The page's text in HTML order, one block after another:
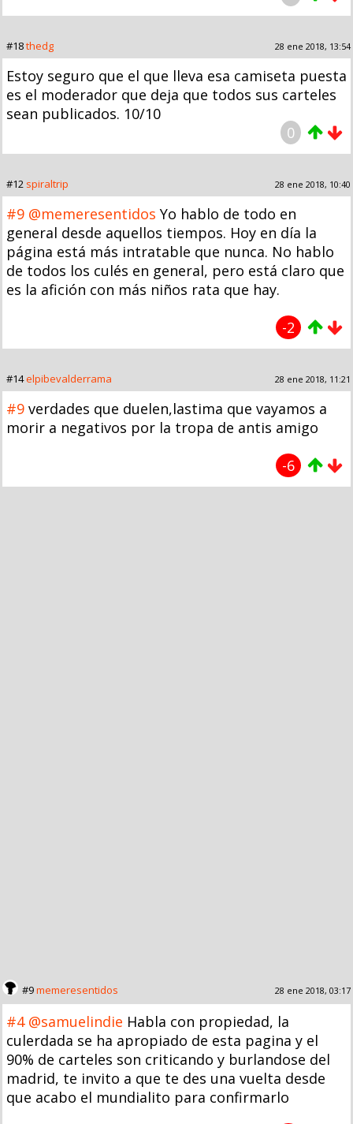
#18thedg 28 ene 2018, 13:54
Estoy seguro que el que lleva esa camiseta puesta
es el moderador que deja que todos sus carteles
sean publicados. 10/10
0
#12 spiraltrip 28 ene 2018, 10:40
#9 @memeresentidos Yo hablo de todo en
general desde aquellos tiempos. Hoy en día la
página está más intratable que nunca. No hablo
de todos los culés en general, pero está claro que
es la afición con más niños rata que hay.
-2
#14elpibevalderrama 28 ene 2018, 11:21
#9 verdades que duelen,lastima que vayamos a
morir a negativos por la tropa de antis amigo
-6
#9memeresentidos 28 ene 2018, 03:17
#4 @samuelindie Habla con propiedad, la
culerdada se ha apropiado de esta pagina y el
90% de carteles son criticando y burlandose del
madrid, te invito a que te des una vuelta desde
que acabo el mundialito para confirmarlo